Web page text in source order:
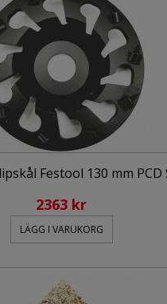
Festool 130 mm PCD
2363 kr
LÄGG I VARUKORG